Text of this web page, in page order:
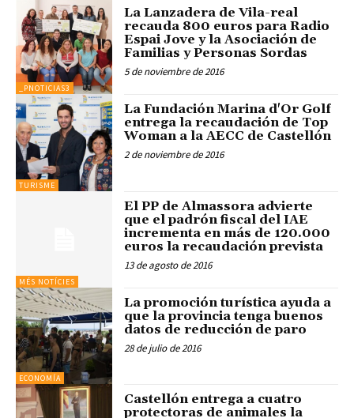
_PNOTICIAS3
La Lanzadera de Vila-real
recauda 800 euros para Radio
Espai Jove y la Asociación de
Familias y Personas Sordas
5 de noviembre de 2016
TURISME
La Fundación Marina d'Or Golf
entrega la recaudación de Top
Woman a la AECC de Castellón
2 de noviembre de 2016
MÉS NOTÍCIES
El PP de Almassora advierte
que el padrón fiscal del IAE
incrementa en más de 120.000
euros la recaudación prevista
13 de agosto de 2016
ECONOMÍA
La promoción turística ayuda a
que la provincia tenga buenos
datos de reducción de paro
28 de julio de 2016
Castellón entrega a cuatro
protectoras de animales la